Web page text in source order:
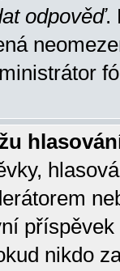
odpověď.
nikdo